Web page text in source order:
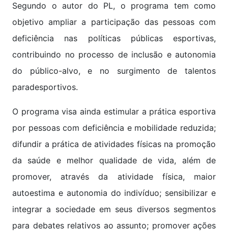
Segundo o autor do PL, o programa tem como
objetivo ampliar a participação das pessoas com
deficiência nas políticas públicas esportivas,
contribuindo no processo de inclusão e autonomia
do público-alvo, e no surgimento de talentos
paradesportivos.
O programa visa ainda estimular a prática esportiva
por pessoas com deficiência e mobilidade reduzida;
difundir a prática de atividades físicas na promoção
da saúde e melhor qualidade de vida, além de
promover, através da atividade física, maior
autoestima e autonomia do indivíduo; sensibilizar e
integrar a sociedade em seus diversos segmentos
para debates relativos ao assunto; promover ações